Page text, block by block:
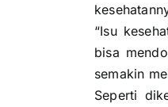
“Isu
bisa
semakin
Seperti